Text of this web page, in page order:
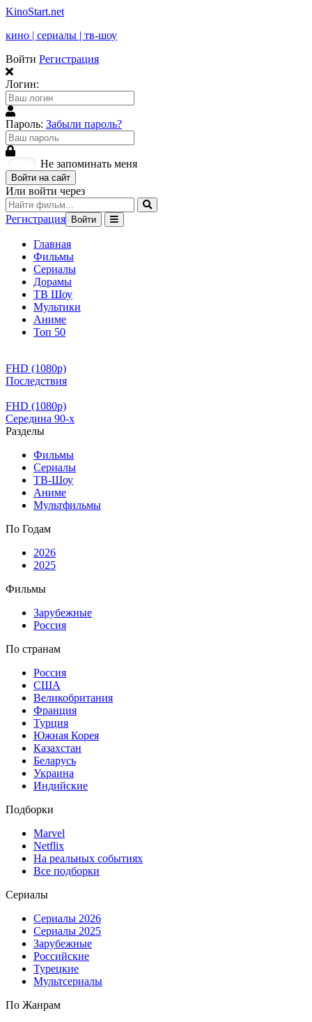
KinoStart.net
кино | сериалы | тв-шоу
Войти Регистрация
Логин:
Пароль: Забыли пароль?
Не запоминать меня
Войти на сайт
Или войти через
Регистрация Войти
Главная
Фильмы
Сериалы
Дорамы
ТВ Шоу
Мультики
Аниме
Топ 50
FHD (1080p)
Последствия
FHD (1080p)
Середина 90-х
Разделы
Фильмы
Сериалы
ТВ-Шоу
Аниме
Мультфильмы
По Годам
2026
2025
Фильмы
Зарубежные
Россия
По странам
Россия
США
Великобритания
Франция
Турция
Южная Корея
Казахстан
Беларусь
Украина
Индийские
Подборки
Marvel
Netflix
На реальных событиях
Все подборки
Сериалы
Сериалы 2026
Сериалы 2025
Зарубежные
Российские
Турецкие
Мультсериалы
По Жанрам